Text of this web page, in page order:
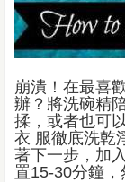
崩潰！在最喜
辦？將洗碗精
揉，或者也可
衣 服徹底洗乾
著下一步，加
置15-30分鐘